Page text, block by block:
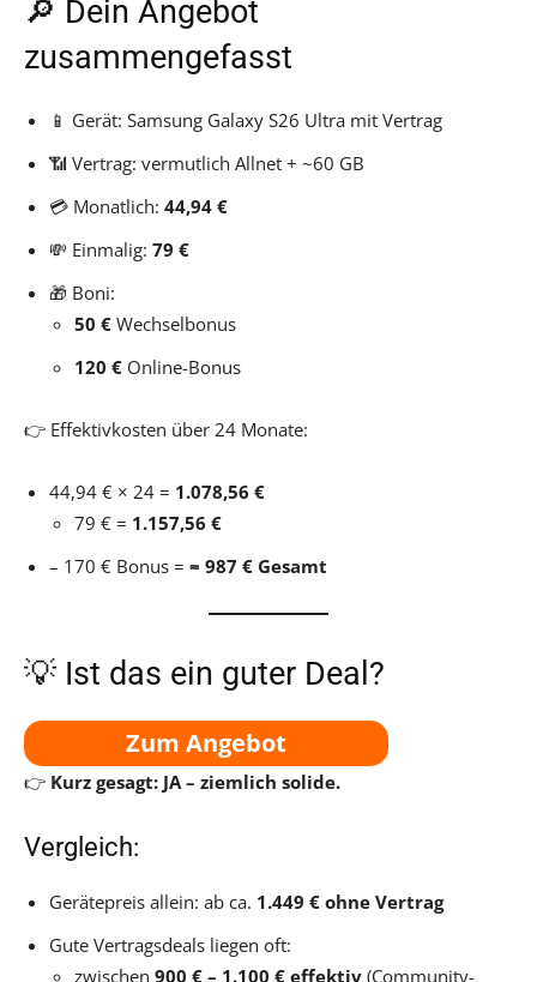
🔎 Dein Angebot
zusammengefasst
📱 Gerät: Samsung Galaxy S26 Ultra mit Vertrag
📶 Vertrag: vermutlich Allnet + ~60 GB
💳 Monatlich: 44,94 €
💸 Einmalig: 79 €
🎁 Boni:
50 € Wechselbonus
120 € Online-Bonus
👉 Effektivkosten über 24 Monate:
44,94 € × 24 = 1.078,56 €
79 € = 1.157,56 €
– 170 € Bonus = ≈ 987 € Gesamt
💡 Ist das ein guter Deal?
Zum Angebot
👉 Kurz gesagt: JA – ziemlich solide.
Vergleich:
Gerätepreis allein: ab ca. 1.449 € ohne Vertrag
Gute Vertragsdeals liegen oft:
zwischen 900 € – 1.100 € effektiv (Community-